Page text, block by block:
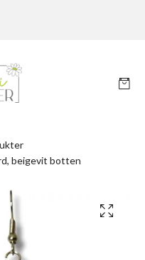
beigevit botten